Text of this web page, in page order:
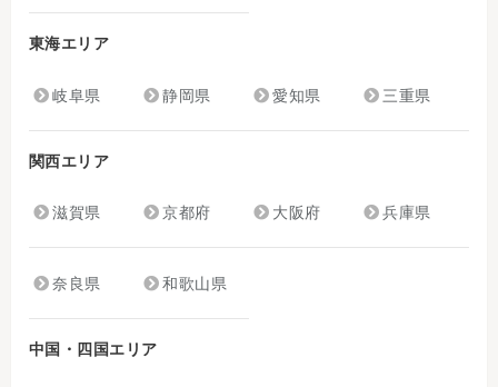
東海エリア
岐阜県 静岡県 愛知県 三重県
関西エリア
滋賀県 京都府 大阪府 兵庫県
奈良県 和歌山県
中国・四国エリア